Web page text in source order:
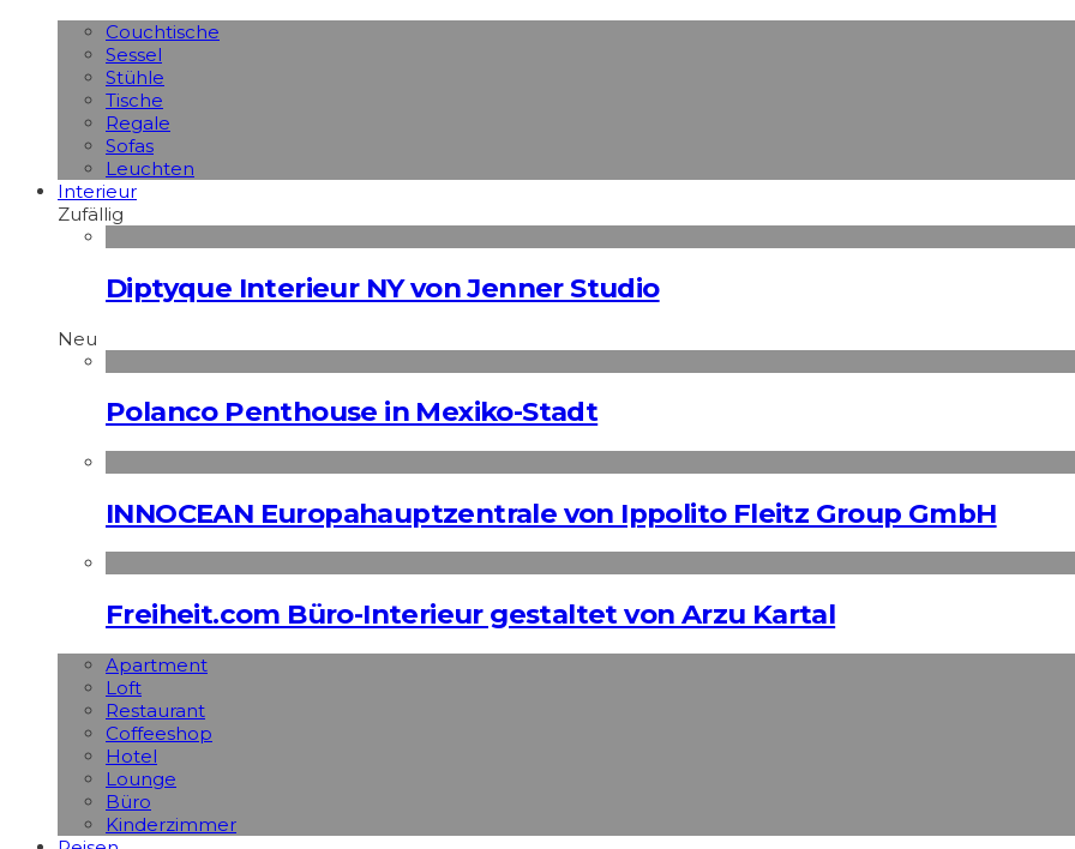
Couchtische
Sessel
Stühle
Tische
Regale
Sofas
Leuchten
Interieur
Zufällig
Diptyque Interieur NY von Jenner Studio
Neu
Polanco Penthouse in Mexiko-Stadt
INNOCEAN Europahauptzentrale von Ippolito Fleitz Group GmbH
Freiheit.com Büro-Interieur gestaltet von Arzu Kartal
Apart­ment
Loft
Restaurant
Coffeeshop
Hotel
Lounge
Büro
Kinderzimmer